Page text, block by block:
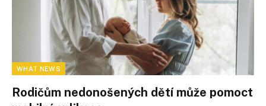
WHAT NEWS
Rodičům nedonošených dětí může pomoct